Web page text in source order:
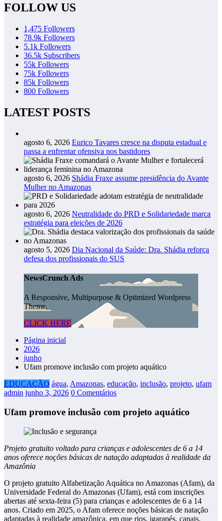
FOLLOW US
1,475 Followers
78.9k Followers
5.1k Followers
36.5k Subscribers
55k Followers
75k Followers
85k Followers
800 Followers
LATEST POSTS
agosto 6, 2026 Eurico Tavares cresce na disputa estadual e
passa a enfrentar ofensiva nos bastidores
agosto 6, 2026 Shádia Fraxe assume presidência do Avante
Mulher no Amazonas
agosto 6, 2026 Neutralidade do PRD e Solidariedade marca
estratégia para eleições de 2026
agosto 5, 2026 Dia Nacional da Saúde: Dra. Shádia reforça
defesa dos profissionais do SUS
NewsCrunch Ads
A Responsive, Multipurpose & Optimized Wordpress
Theme.
CLICK HERE
Página inicial
2026
junho
Ufam promove inclusão com projeto aquático
EDUCAÇÃO água, Amazonas, educação, inclusão, projeto, ufam
admin junho 3, 2026 0 Comentários
Ufam promove inclusão com projeto aquático
Projeto gratuito voltado para crianças e adolescentes de 6 a 14
anos oferece noções básicas de natação adaptadas à realidade da
Amazônia
O projeto gratuito Alfabetização Aquática no Amazonas (Afam), da
Universidade Federal do Amazonas (Ufam), está com inscrições
abertas até sexta-feira (5) para crianças e adolescentes de 6 a 14
anos. Criado em 2025, o Afam oferece noções básicas de natação
adaptadas à realidade amazônica, em que rios, igarapés, canais,